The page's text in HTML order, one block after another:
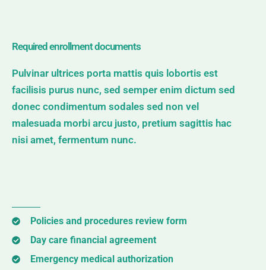
Required enrollment documents
Pulvinar ultrices porta mattis quis lobortis est
facilisis purus nunc, sed semper enim dictum sed
donec condimentum sodales sed non vel
malesuada morbi arcu justo, pretium sagittis hac
nisi amet, fermentum nunc.
Policies and procedures review form
Day care financial agreement
Emergency medical authorization